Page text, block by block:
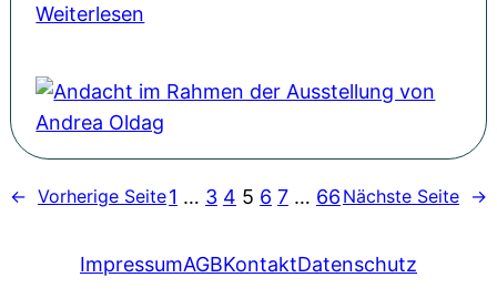
“
e
n
i
d
n
N
R
W
i
g
A
n
d
Weiterlesen
d
a
c
h
i
← Vorherige Seite1 … 3 4 5 6 7 … 66 Nächste Seite →
ImpressumAGBKontaktDatenschutz